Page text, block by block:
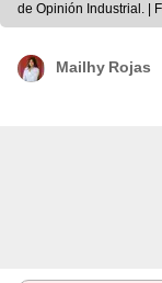
de Opinión Industrial. |
Mailhy Rojas